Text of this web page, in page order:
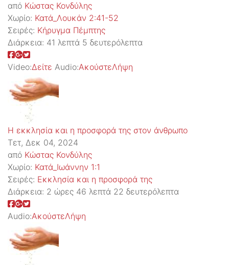
από Κώστας Κονδύλης
Χωρίο: Κατά_Λουκάν 2:41-52
Σειρές: Kήρυγμα Πέμπτης
Διάρκεια: 41 λεπτά 5 δευτερόλεπτα
Video:Δείτε Audio:ΑκούστεΛήψη
Η εκκλησία και η προσφορά της στον άνθρωπο
Τετ, Δεκ 04, 2024
από Κώστας Κονδύλης
Χωρίο: Κατά_Ιωάννην 1:1
Σειρές: Εκκλησία και η προσφορά της
Διάρκεια: 2 ώρες 46 λεπτά 22 δευτερόλεπτα
Audio:ΑκούστεΛήψη